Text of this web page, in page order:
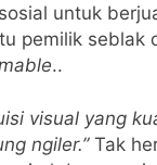
untuk
pemilik seblak
..
visual yang
ngiler.”Tak